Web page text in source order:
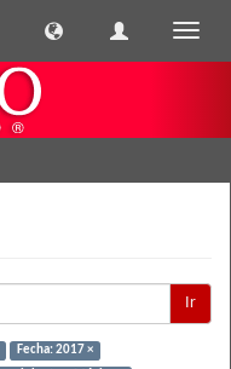
Ir
Fecha: 2017 ×